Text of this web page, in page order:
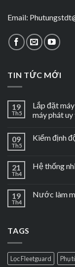
Email:
TIN TỨC MỚI
19
Th5
Lắp đặt
máy phát
09
Th5
Kiểm định
21
Th4
Hệ thống
19
Th4
Nước làm
TAGS
Lọc Fleetguard Phụ